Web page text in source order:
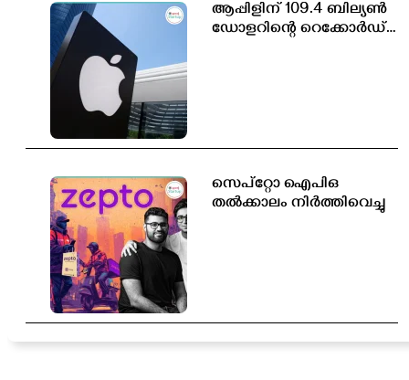
ആപ്പിളിന് 109.4 ബില്യൺ
ഡോളറിന്റെ റെക്കോർഡ്
സെപ്റ്റോ ഐപിഒ
തൽക്കാലം നിർത്തിവെച്ചു